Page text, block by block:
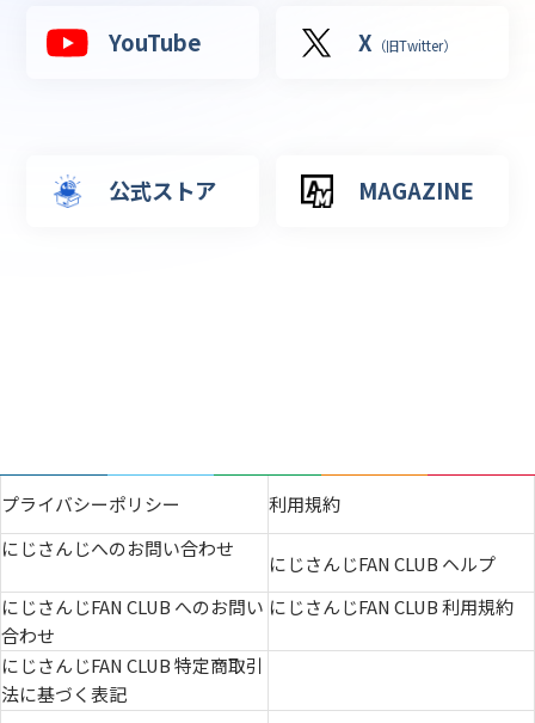
YouTube X （旧Twitter）
公式ストア MAGAZINE
プライバシーポリシー
利用規約
にじさんじへのお問い合わせ
にじさんじFAN CLUB ヘルプ
にじさんじFAN CLUB へのお問い
合わせ
にじさんじFAN CLUB 利用規約
にじさんじFAN CLUB 特定商取引
法に基づく表記